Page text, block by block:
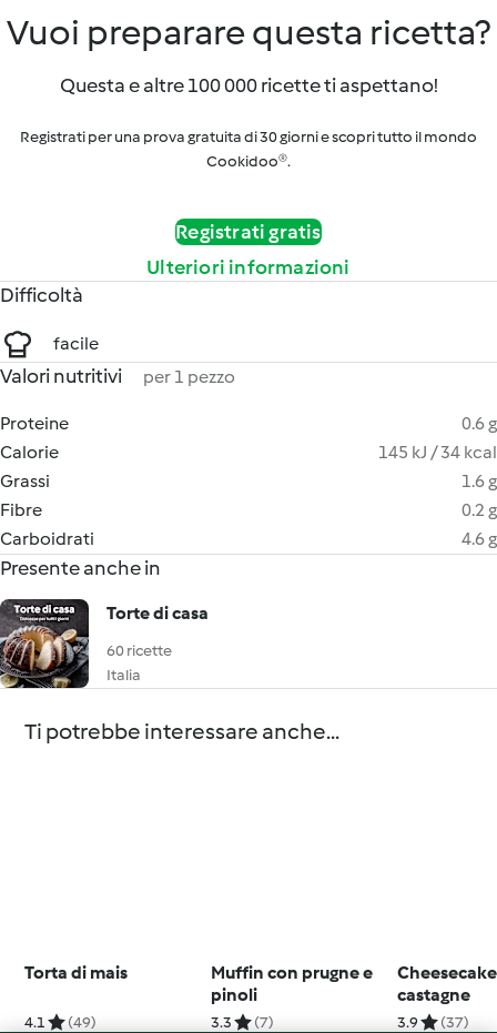
Vuoi preparare questa ricetta?
Questa e altre 100 000 ricette ti aspettano!
Registrati per una prova gratuita di 30 giorni e scopri tutto il mondo
Cookidoo®.
Registrati gratis
Ulteriori informazioni
Difficoltà
facile
Valori nutritivi per 1 pezzo
Proteine
0.6 g
Calorie
145 kJ / 34 kcal
Grassi
1.6 g
Fibre
0.2 g
Carboidrati
4.6 g
Presente anche in
Torte di casa
60 ricette
Italia
Ti potrebbe interessare anche...
Torta di mais
4.1 (49)
Muffin con prugne e
pinoli
3.3 (7)
castagne
3.9 (37)